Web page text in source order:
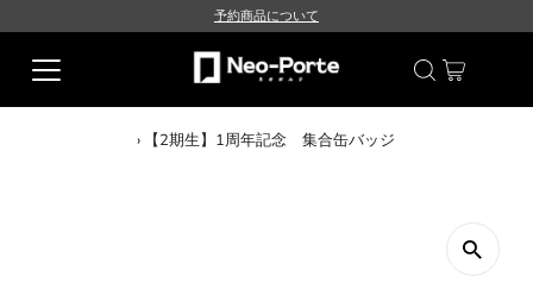
予約商品について
› 【2期生】1周年記念 集合缶バッジ